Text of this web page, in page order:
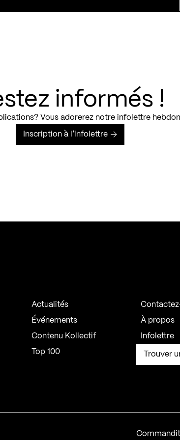
informés !
Vous adorerez notre infolettre
Inscription à l’infolettre
Actualités
Événements
Contenu Kollectif
Top 100
À propos
Infolettre
Trouver